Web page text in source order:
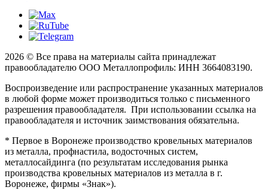
2026 © Все права на материалы сайта принадлежат
правообладателю ООО Металлопрофиль: ИНН 3664083190.
Воспроизведение или распространение указанных материалов
в любой форме может производиться только с письменного
разрешения правообладателя. При использовании ссылка на
правообладателя и источник заимствования обязательна.
* Первое в Воронеже производство кровельных материалов
из металла, профнастила, водосточных систем,
металлосайдинга (по результатам исследования рынка
производства кровельных материалов из металла в г.
Воронеже, фирмы «Знак»).